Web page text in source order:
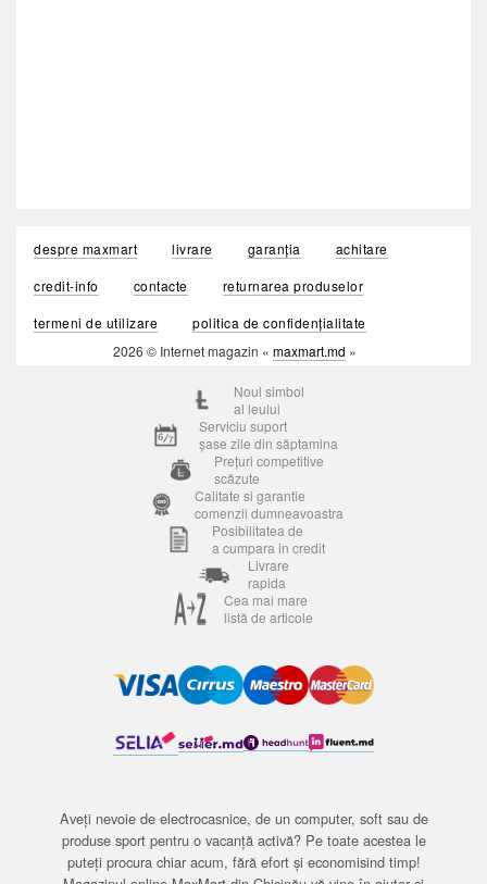
despre maxmart livrare garanția
achitare
credit-info
contacte
returnarea produselor
termeni de utilizare
politica de confidențialitate
2026 © Internet magazin « maxmart.md »
Noul simbol
al leului
Serviciu suport
șase zile din săptamina
Prețuri competitive
scăzute
Calitate si garantie
comenzii dumneavoastra
Posibilitatea de
a cumpara in credit
Livrare
rapida
Cea mai mare
listă de articole
Aveți nevoie de electrocasnice, de un computer, soft sau de
produse sport pentru o vacanță activă? Pe toate acestea le
puteți procura chiar acum, fără efort și economisind timp!